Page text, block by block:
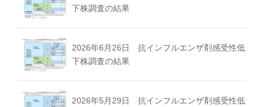
下株調査の結果
2026年6月26日 抗インフルエンザ剤感受性低
下株調査の結果
2026年5月29日 抗インフルエンザ剤感受性低